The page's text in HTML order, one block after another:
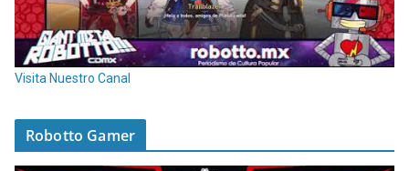
Visita Nuestro Canal
Robotto Gamer